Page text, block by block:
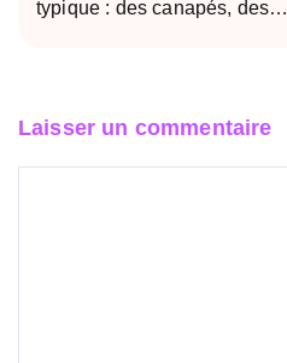
typique : des canapés, des…
Laisser un commentaire